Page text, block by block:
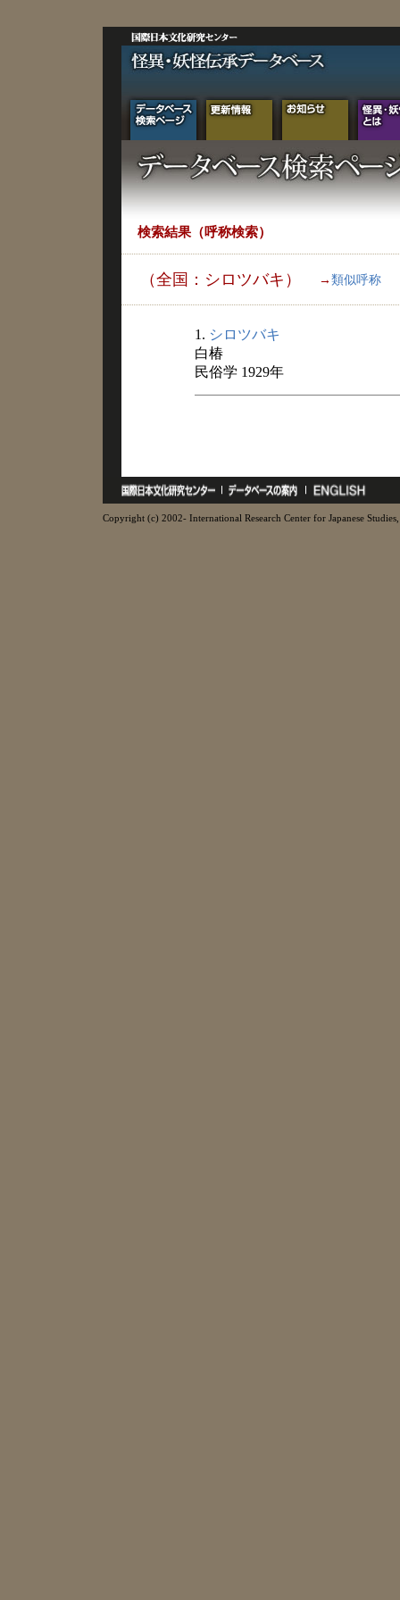
検索結果（呼称検索）
（全国：シロツバキ） → 類似呼称
1. シロツバキ
白椿
民俗学 1929年
Copyright (c) 2002- International Research Center for Japanese